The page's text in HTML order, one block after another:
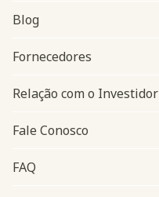
Navegação do rodapé
Blog
Fornecedores
Relação com o Investidor
Fale Conosco
FAQ